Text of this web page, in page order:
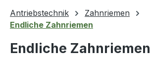
Antriebstechnik
Zahnriemen
Endliche Zahnriemen
Endliche Zahnriemen